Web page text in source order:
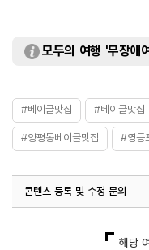
모두의 여행 '무장애
#베이글맛집 #베이글맛집
#양평동베이글맛집 #영등
콘텐츠 등록 및 수정 문의
해당